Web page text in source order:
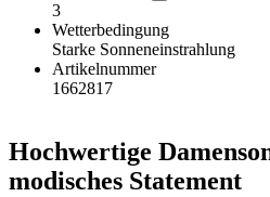
3
Wetterbedingung
Starke Sonneneinstrahlung
Artikelnummer
1662817
Hochwertige
modisches Statement